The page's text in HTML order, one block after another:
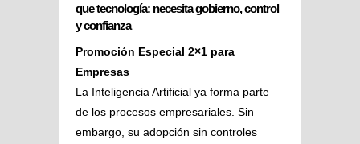
que tecnología: necesita gobierno, control
y confianza
Promoción Especial 2×1 para
Empresas
La Inteligencia Artificial ya forma parte
de los procesos empresariales. Sin
embargo, su adopción sin controles